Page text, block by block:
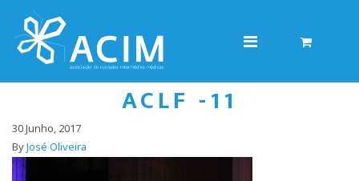
ACLF -11
30 Junho, 2017
ByJosé Oliveira